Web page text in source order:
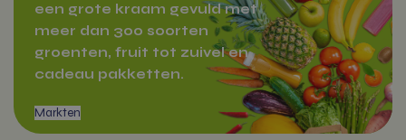
een grote kraam gevuld met
meer dan 300 soorten
groenten, fruit tot zuivel en
cadeau pakketten.